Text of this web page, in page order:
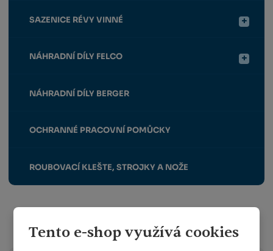
Tento e-shop využívá cookies
SAZENICE RÉVY VINNÉ
NÁHRADNÍ DÍLY FELCO
NÁHRADNÍ DÍLY BERGER
OCHRANNÉ PRACOVNÍ POMŮCKY
ROUBOVACÍ KLEŠTE, STROJKY A NOŽE
Info o přepravě: